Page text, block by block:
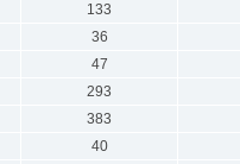
133
36
47
293
383
40